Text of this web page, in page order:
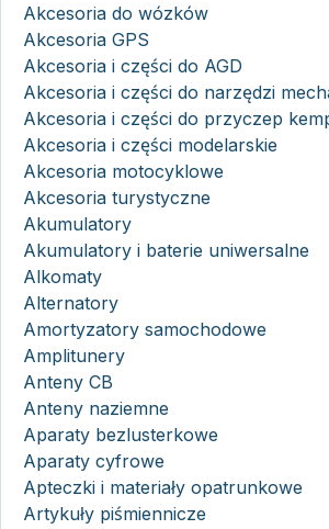
Akcesoria do wózków
Akcesoria GPS
Akcesoria i części do AGD
Akcesoria i części do narzędzi
Akcesoria i części do przyczep
Akcesoria i części modelarskie
Akcesoria motocyklowe
Akcesoria turystyczne
Akumulatory
Akumulatory i baterie uniwersalne
Alkomaty
Alternatory
Amortyzatory samochodowe
Amplitunery
Anteny CB
Anteny naziemne
Aparaty bezlusterkowe
Aparaty cyfrowe
Apteczki i materiały opatrunkowe
Artykuły piśmiennicze